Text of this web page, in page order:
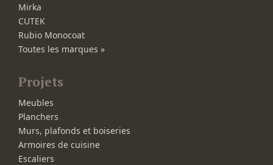
Mirka
CUTEK
Rubio Monocoat
Toutes les marques »
Projets
Meubles
Planchers
Murs, plafonds et boiseries
Armoires de cuisine
Escaliers